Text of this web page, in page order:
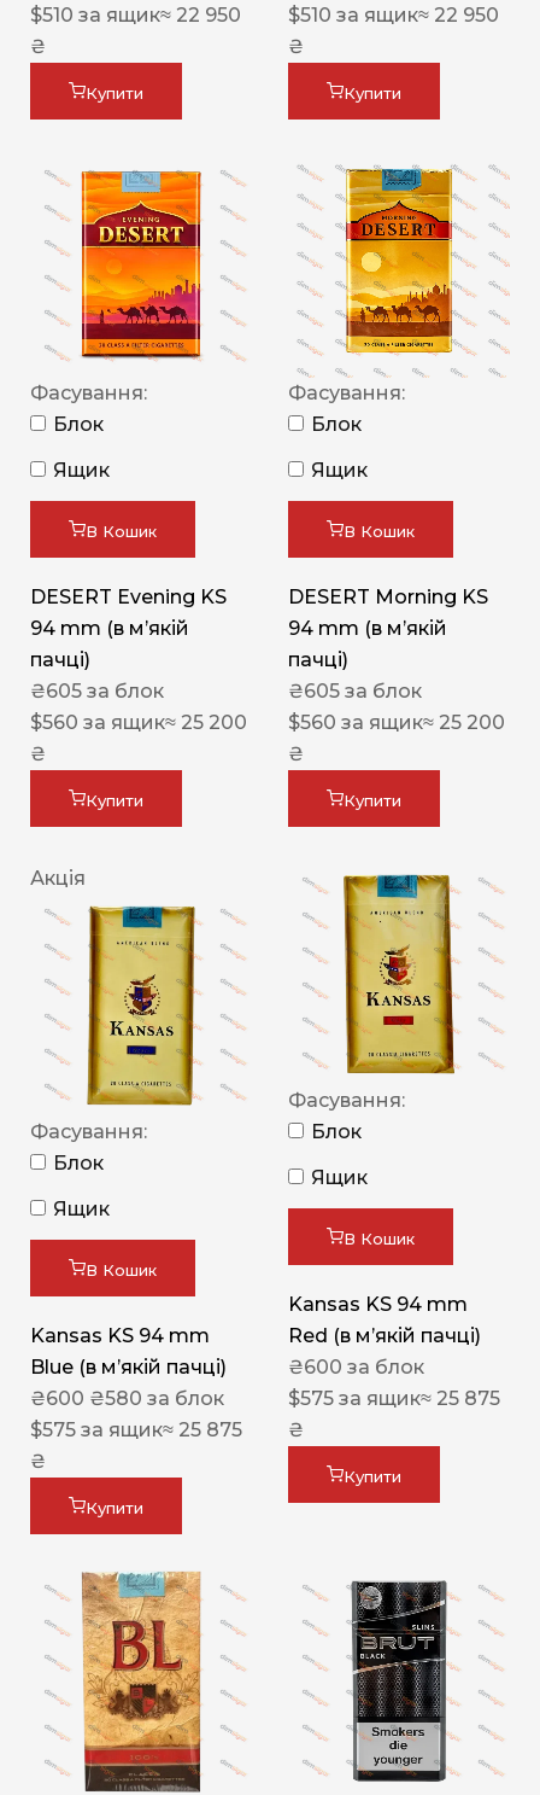
$510 за ящик≈ 22 950
₴
Купити
$510 за ящик≈ 22 950
₴
Купити
Фасування:
Блок
Ящик
В Кошик
DESERT Evening KS
94 mm (в мʼякій
пачці)
₴605 за блок
$560 за ящик≈ 25 200
₴
Купити
Фасування:
Блок
Ящик
В Кошик
DESERT Morning KS
94 mm (в мʼякій
пачці)
₴605 за блок
$560 за ящик≈ 25 200
₴
Купити
Акція
Фасування:
Блок
Ящик
В Кошик
Kansas KS 94 mm
Blue (в мʼякій пачці)
₴600 ₴580 за блок
$575 за ящик≈ 25 875
₴
Купити
Фасування:
Блок
Ящик
В Кошик
Kansas KS 94 mm
Red (в мʼякій пачці)
₴600 за блок
$575 за ящик≈ 25 875
₴
Купити